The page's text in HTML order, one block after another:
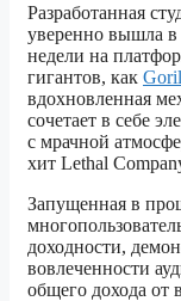
Разработанная
уверенно вышла
недели на
гигантов, как
вдохновленная
сочетает в себе
с мрачной
хит Lethal
Запущенная в
доходности,
вовлеченности
общего дохода от